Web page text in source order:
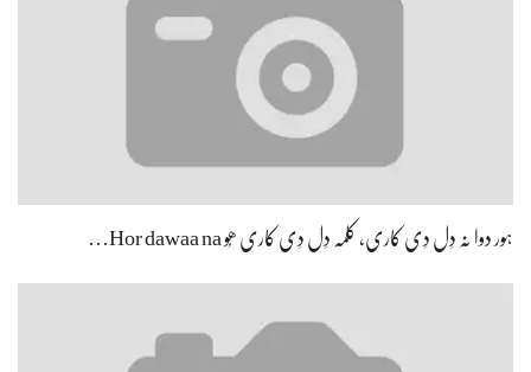
ہور دوا نہ دِل دِی کاری، کلمہ دِل دِی کاری ھُو Hor dawaa na…